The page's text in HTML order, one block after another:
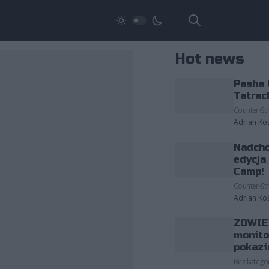
Hot news
Pasha
Counter-
Adrian
edycja
Camp!
Counter-
Adrian
Bez